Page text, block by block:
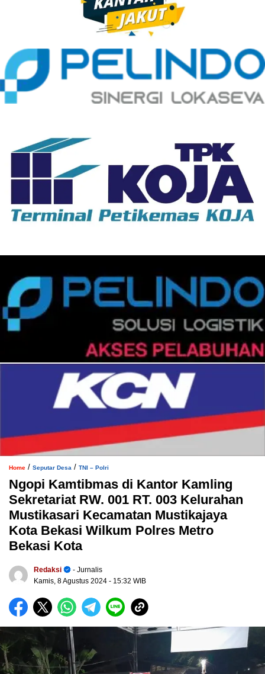
Home / Seputar Desa / TNI – Polri
Ngopi Kamtibmas di Kantor Kamling
Sekretariat RW. 001 RT. 003 Kelurahan
Mustikasari Kecamatan Mustikajaya
Kota Bekasi Wilkum Polres Metro
Bekasi Kota
Redaksi
- Jurnalis
Kamis, 8 Agustus 2024 - 15:32 WIB